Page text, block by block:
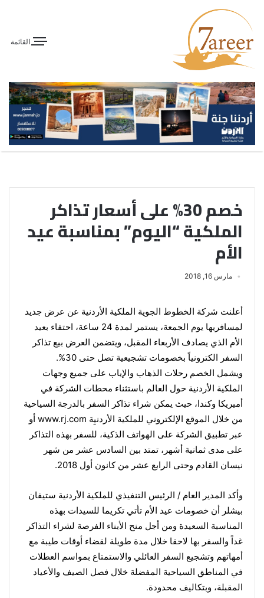
القائمة
خصم 30% على أسعار تذاكر
الملكية “اليوم” بمناسبة عيد
الأم
مارس 16, 2018
أعلنت شركة الخطوط الجوية الملكية الأردنية عن عرض جديد
لمسافريها يوم الجمعة،
يستمر لمدة 24 ساعة، احتفاء بعيد
الأم الذي يصادف الأربعاء المقبل، ويتضمن العرض بيع تذاكر
السفر الكترونياً بخصومات تشجيعية تصل حتى 30%.
ويشمل الخصم رحلات الذهاب والإياب على جميع وجهات
الملكية الأردنية حول العالم باستثناء محطات الشركة في
أميريكا وكندا، حيث يمكن شراء تذاكر السفر بالدرجة السياحية
من خلال الموقع الإلكتروني للملكية الأردنيِة www.rj.com أو
عبر تطبيق الشركة على الهواتف الذكية، للسفر بهذه التذاكر
على مدى ثمانية أشهر، تمتد بين السادس عشر من شهر
نيسان القادم وحتى الرابع عشر من كانون أول 2018.
وأكد المدير العام / الرئيس التنفيذي للملكية الأردنية ستيفان
بيشلر أن خصومات عيد الأم تأتي تكريما للسيدات بهذه
المناسبة السعيدة ومن أجل منح الأبناء الفرصة لشراء التذاكر
غدا ً والسفر بها لاحقا خلال مدة طويلة لقضاء أوقات طيبة مع
أمهاتهم وتشجيع السفر العائلي والاستمتاع بمواسم العطلات
في المناطق السياحية المفضلة خلال فصل الصيف والأعياد
المقبلة، وبتكاليف محدودة.